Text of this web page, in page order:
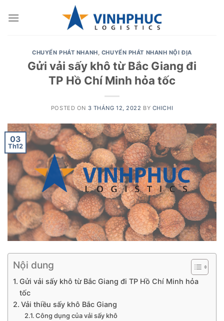
CHUYỂN PHÁT NHANH, CHUYỂN PHÁT NHANH NỘI ĐỊA
Gửi vải sấy khô từ Bắc Giang đi
TP Hồ Chí Minh hỏa tốc
POSTED ON 3 THÁNG 12, 2022 BY CHICHI
03
Th12
Nội dung
Gửi vải sấy khô từ Bắc Giang đi TP Hồ Chí Minh hỏa
tốc
Vải thiều sấy khô Bắc Giang
Công dụng của vải sấy khô